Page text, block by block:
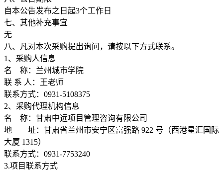
自本公告发布之日起3个工作日
七、其他补充事宜
无
八、凡对本次采购提出询问，请按以下方式联系。
1、采购人信息
名 称：兰州城市学院
联 系 人：王老师
联系方式：0931-5108375
2、采购代理机构信息
名 称：甘肃中远项目管理咨询有限公司
地 址：甘肃省兰州市安宁区富强路 922 号（西港星汇国际
大厦 1315）
联系方式：0931-7753240
3.项目联系方式